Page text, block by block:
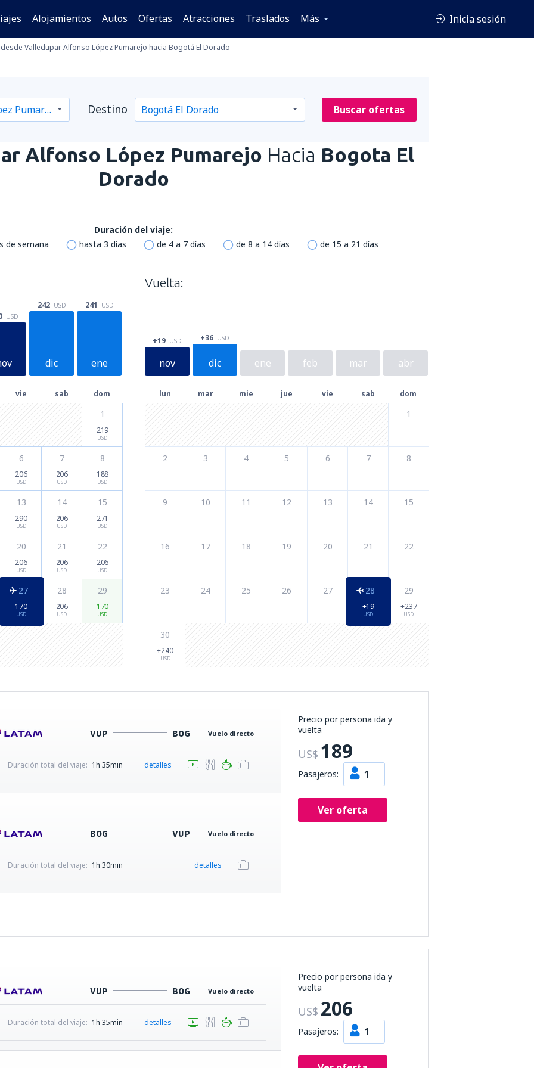
Alojamientos Autos Ofertas Atracciones Traslados Más Inicia sesión
desde Valledupar Alfonso López Pumarejo hacia Bogotá El Dorado
Destino Buscar ofertas
Alfonso López Pumarejo Hacia Bogota El
Dorado
Duración del viaje:
de semana
hasta 3 días de 4 a 7 días de 8 a 14 días de 15 a 21 días
USD
dic
242 USD
ene
241 USD
vie sab dom
1
219
USD
6
206
USD
7
206
USD
8
188
USD
13
290
USD
14
206
USD
15
271
USD
20
206
USD
21
206
USD
22
206
USD
27
170
USD
28
206
USD
29
170
USD
Vuelta:
nov
+19 USD
dic
+36 USD
ene feb mar abr
lun mar mie jue vie sab dom
1
2 3 4 5 6 7 8
9 10 11 12 13 14 15
16 17 18 19 20 21 22
23 24 25 26 27 28
+19
USD
29
+237
USD
30
+240
USD
Precio por persona ida y
vuelta
US$ 189
Pasajeros: 1
Ver oferta
VUP BOG Vuelo directo
Duración total del viaje: 1h 35min detalles
BOG VUP Vuelo directo
Duración total del viaje: 1h 30min detalles
Precio por persona ida y
vuelta
US$ 206
Pasajeros: 1
VUP BOG Vuelo directo
Duración total del viaje: 1h 35min detalles